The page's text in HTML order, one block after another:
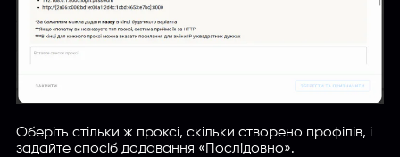
Оберіть стільки ж проксі, скільки створено профілів, і
задайте спосіб додавання «Послідовно».